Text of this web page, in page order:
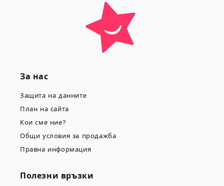
За нас
Защита на данните
План на сайта
Кои сме ние?
Общи условия за продажба
Правна информация
Полезни връзки